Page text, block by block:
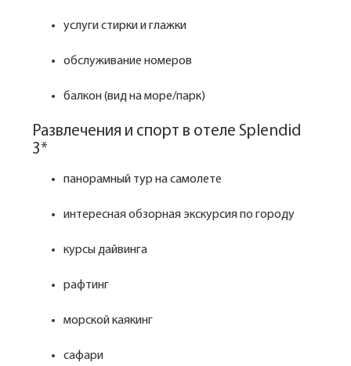
услуги стирки и глажки
обслуживание номеров
балкон (вид на море/парк)
Развлечения и спорт в отеле Splendid
3*
панорамный тур на самолете
интересная обзорная экскурсия по городу
курсы дайвинга
рафтинг
морской каякинг
сафари